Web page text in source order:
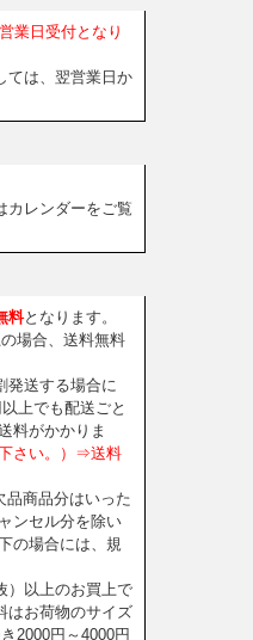
け付けないものとします。
は理由の如何を問わず、該当
け付けないものとします。
の内容によっては送料お客
が、商品到着後５日以内に
すぐにご検品いただき、5日
過ぎてご連絡いただいた場
了承ください。連絡なく商
応はできかねます。また、不
交換対応か、当該不良商品
全部、または一部を変更・中
なる損害についても当社は責
のブランド及び商材がござい
格を有する場合でも販売を
。
に則った販売方法にご協力を
いただける店舗のみに販売
業日受付となり
ては、翌営業日か
カレンダーをご覧
料となります。
場合、送料無料
発送する場合に
上でも配送ごと
料がかかりま
さい。）⇒送料
商品分はいった
ンセル分を除い
の場合には、規
）以上のお買上で
はお荷物のサイズ
2000円～4000円